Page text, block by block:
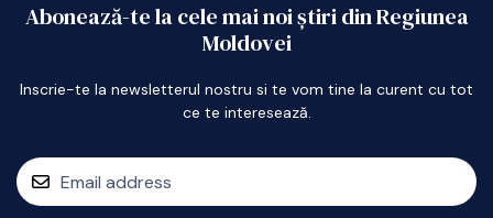
Abonează-te la cele mai noi știri din Regiunea
Moldovei
Inscrie-te la newsletterul nostru si te vom tine la curent cu tot
ce te interesează.